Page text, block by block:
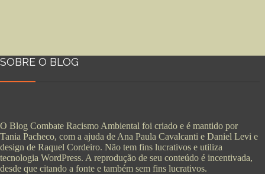
SOBRE O BLOG
O Blog Combate Racismo Ambiental foi criado e é mantido por
Tania Pacheco, com a ajuda de Ana Paula Cavalcanti e Daniel Levi e
design de Raquel Cordeiro. Não tem fins lucrativos e utiliza
tecnologia WordPress. A reprodução de seu conteúdo é incentivada,
desde que citando a fonte e também sem fins lucrativos.